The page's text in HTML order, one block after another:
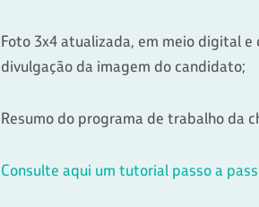
Foto 3x4 atualizada, em meio digital
divulgação da imagem do candidato;
Resumo do programa de trabalho da
Consulte aqui um tutorial passo a